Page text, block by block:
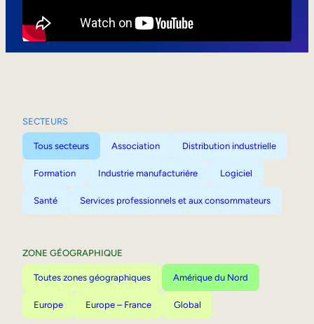
SECTEURS
Tous secteurs Association Distribution industrielle
Formation Industrie manufacturière Logiciel
Santé Services professionnels et aux consommateurs
ZONE GÉOGRAPHIQUE
Toutes zones géographiques Amérique du Nord
Europe Europe – France Global